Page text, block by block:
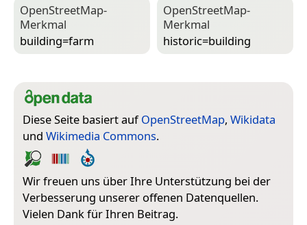
Open­Street­Map-
Merkmal
building=­farm
Open­Street­Map-
Merkmal
historic=­building
Diese Seite basiert aufOpenStreetMap, Wikidata
und Wikimedia Commons.
Wir freuen uns über Ihre Unterstützung bei der
Verbesserung unserer offenen Datenquellen.
Vielen Dank für Ihren Beitrag.